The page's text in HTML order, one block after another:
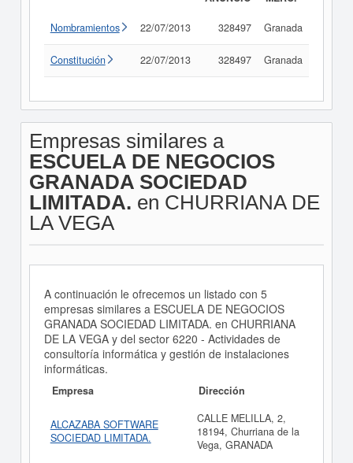
Nombramientos 22/07/2013 328497 Granada
Constitución 22/07/2013 328497 Granada
Empresas similares a
ESCUELA DE NEGOCIOS
GRANADA SOCIEDAD
LIMITADA. en CHURRIANA DE
LA VEGA
A continuación le ofrecemos un listado con 5
empresas similares a ESCUELA DE NEGOCIOS
GRANADA SOCIEDAD LIMITADA. en CHURRIANA
DE LA VEGA y del sector 6220 - Actividades de
consultoría informática y gestión de instalaciones
informáticas.
Empresa Dirección
ALCAZABA SOFTWARE
SOCIEDAD LIMITADA.
CALLE MELILLA, 2,
18194, Churriana de la
Vega, GRANADA